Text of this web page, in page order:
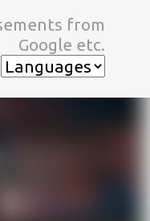
テンツに移動
from
Google etc.